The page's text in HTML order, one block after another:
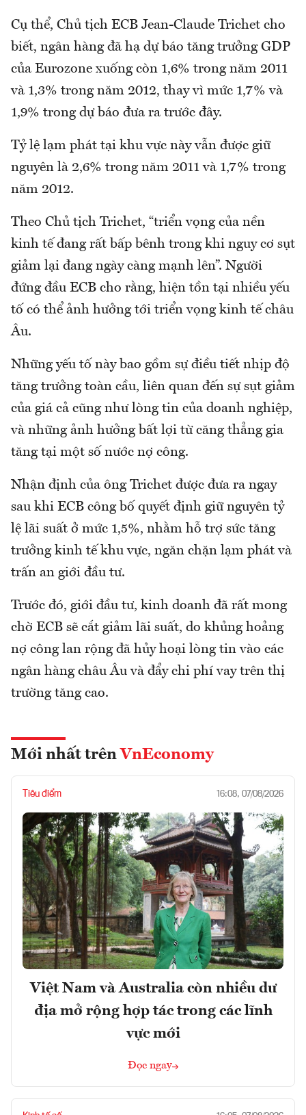
Cụ thể, Chủ tịch ECB Jean-Claude Trichet cho
biết, ngân hàng đã hạ dự báo tăng trưởng GDP
của Eurozone xuống còn 1,6% trong năm 2011
và 1,3% trong năm 2012, thay vì mức 1,7% và
1,9% trong dự báo đưa ra trước đây.
Tỷ lệ lạm phát tại khu vực này vẫn được giữ
nguyên là 2,6% trong năm 2011 và 1,7% trong
năm 2012.
Theo Chủ tịch Trichet, “triển vọng của nền
kinh tế đang rất bấp bênh trong khi nguy cơ sụt
giảm lại đang ngày càng mạnh lên”. Người
đứng đầu ECB cho rằng, hiện tồn tại nhiều yếu
tố có thể ảnh hưởng tới triển vọng kinh tế châu
Âu.
Những yếu tố này bao gồm sự điều tiết nhịp độ
tăng trưởng toàn cầu, liên quan đến sự sụt giảm
của giá cả cũng như lòng tin của doanh nghiệp,
và những ảnh hưởng bất lợi từ căng thẳng gia
tăng tại một số nước nợ công.
Nhận định của ông Trichet được đưa ra ngay
sau khi ECB công bố quyết định giữ nguyên tỷ
lệ lãi suất ở mức 1,5%, nhằm hỗ trợ sức tăng
trưởng kinh tế khu vực, ngăn chặn lạm phát và
trấn an giới đầu tư.
Trước đó, giới đầu tư, kinh doanh đã rất mong
chờ ECB sẽ cắt giảm lãi suất, do khủng hoảng
nợ công lan rộng đã hủy hoại lòng tin vào các
ngân hàng châu Âu và đẩy chi phí vay trên thị
trường tăng cao.
Mới nhất trên VnEconomy
Tiêu điểm 16:08, 07/08/2026
Việt Nam và Australia còn nhiều dư
địa mở rộng hợp tác trong các lĩnh
vực mới
Đọc ngay